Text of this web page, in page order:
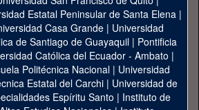
Estatal Peninsular de Santa Elena|
Casa Grande | Universidad
de Santiago de Guayaquil| Pontificia
Católica del Ecuador - Ambato |
Politécnica Nacional| Universidad
Estatal del Carchi| Universidad de
Espíritu Santo | Instituto de